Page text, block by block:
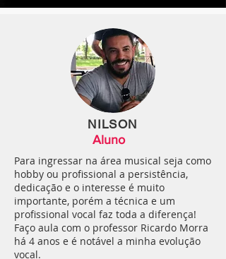
NILSON
Aluno
Para ingressar na área musical seja como
hobby ou profissional a persistência,
dedicação e o interesse é muito
importante, porém a técnica e um
profissional vocal faz toda a diferença!
Faço aula com o professor Ricardo Morra
há 4 anos e é notável a minha evolução
vocal.